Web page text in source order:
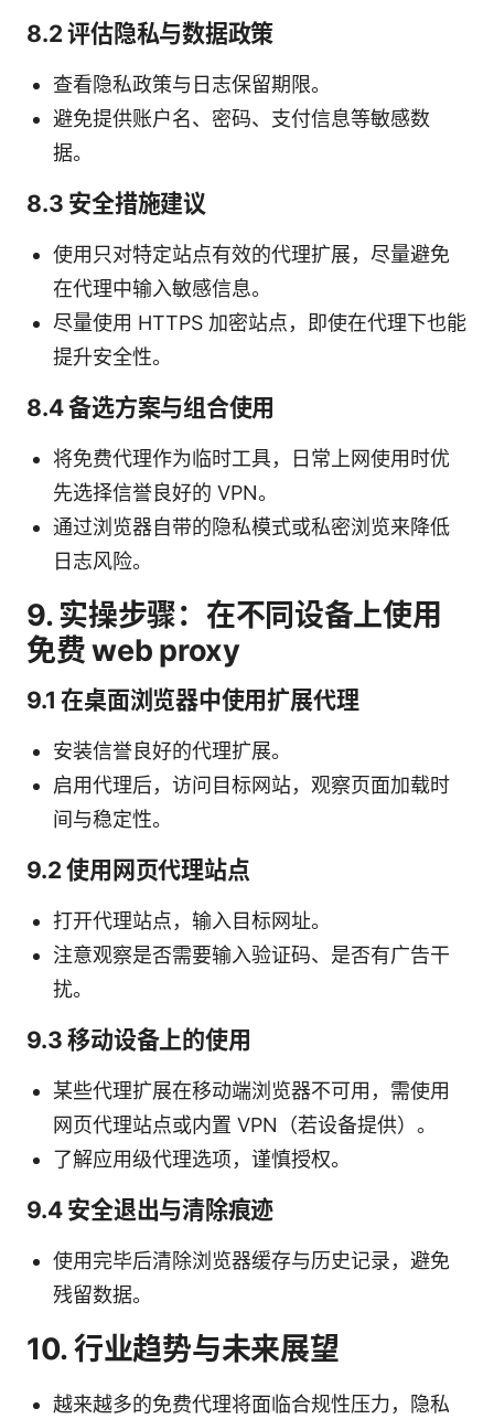
8.2 评估隐私与数据政策
查看隐私政策与日志保留期限。
避免提供账户名、密码、支付信息等敏感数
据。
8.3 安全措施建议
使用只对特定站点有效的代理扩展，尽量避免
在代理中输入敏感信息。
尽量使用 HTTPS 加密站点，即使在代理下也能
提升安全性。
8.4 备选方案与组合使用
将免费代理作为临时工具，日常上网使用时优
先选择信誉良好的 VPN。
通过浏览器自带的隐私模式或私密浏览来降低
日志风险。
9. 实操步骤：在不同设备上使用
免费 web proxy
9.1 在桌面浏览器中使用扩展代理
安装信誉良好的代理扩展。
启用代理后，访问目标网站，观察页面加载时
间与稳定性。
9.2 使用网页代理站点
打开代理站点，输入目标网址。
注意观察是否需要输入验证码、是否有广告干
扰。
9.3 移动设备上的使用
某些代理扩展在移动端浏览器不可用，需使用
网页代理站点或内置 VPN（若设备提供）。
了解应用级代理选项，谨慎授权。
9.4 安全退出与清除痕迹
使用完毕后清除浏览器缓存与历史记录，避免
残留数据。
10. 行业趋势与未来展望
越来越多的免费代理将面临合规性压力，隐私